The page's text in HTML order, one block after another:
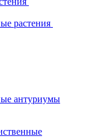
растения
антуриумы